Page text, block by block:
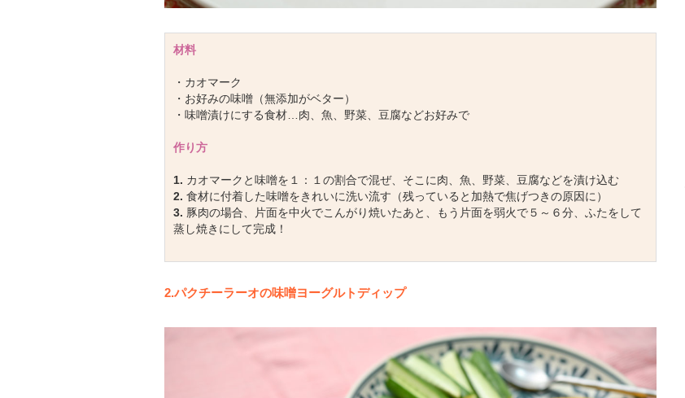
材料
・カオマーク
・お好みの味噌（無添加がベター）
・味噌漬けにする食材…肉、魚、野菜、豆腐などお好みで
作り方
1. カオマークと味噌を１：１の割合で混ぜ、そこに肉、魚、野菜、豆腐などを漬け込む
2. 食材に付着した味噌をきれいに洗い流す（残っていると加熱で焦げつきの原因に）
3. 豚肉の場合、片面を中火でこんがり焼いたあと、もう片面を弱火で５～６分、ふたをして
蒸し焼きにして完成！
2.パクチーラーオの味噌ヨーグルトディップ